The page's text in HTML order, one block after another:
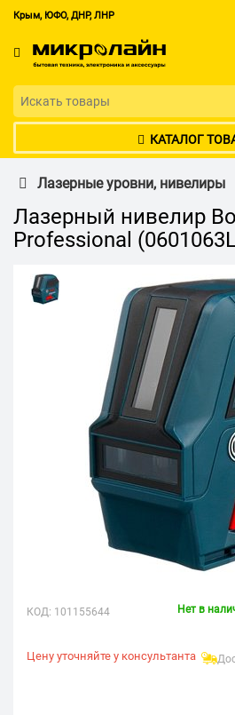
Крым, ЮФО, ДНР, ЛНР
КАТАЛОГ
Лазерные уровни, нивелиры
Лазерный нивелир
Professional
КОД: 101155644 Нет в
Цену уточняйте у консультанта